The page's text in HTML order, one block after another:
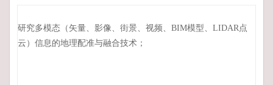
研究多模态（矢量、影像、街景、视频、BIM模型、LIDAR点
云）信息的地理配准与融合技术；